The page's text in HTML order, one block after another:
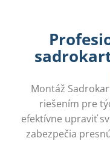
Montáž
riešením pre
efektívne upraviť
zabezpečia